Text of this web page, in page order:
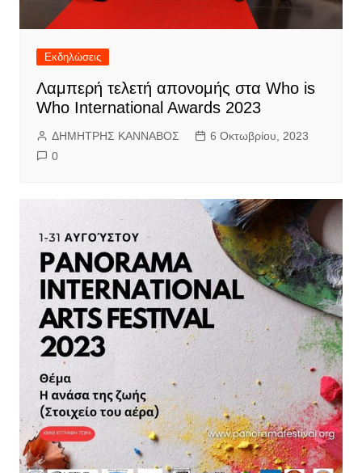
Εκδηλώσεις
Λαμπερή τελετή απονομής στα Who is
Who International Awards 2023
ΔΗΜΗΤΡΗΣ ΚΑΝΝΑΒΟΣ
6 Οκτωβρίου, 2023
0